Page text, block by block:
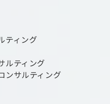
ティング
ルティング
ンサルティング